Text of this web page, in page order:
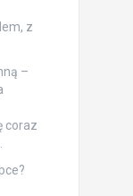
z
–
coraz